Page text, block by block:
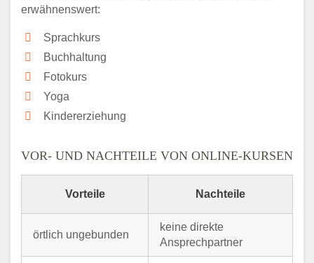
erwähnenswert:
Sprachkurs
Buchhaltung
Fotokurs
Yoga
Kindererziehung
VOR- UND NACHTEILE VON ONLINE-KURSEN
Vorteile Nachteile
örtlich ungebunden
keine direkte
Ansprechpartner